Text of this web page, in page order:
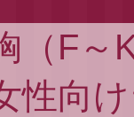
（F～
性向